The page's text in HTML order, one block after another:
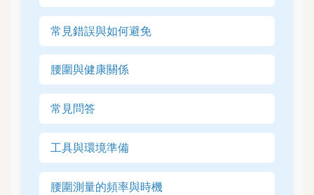
常見錯誤與如何避免
腰圍與健康關係
常見問答
工具與環境準備
腰圍測量的頻率與時機